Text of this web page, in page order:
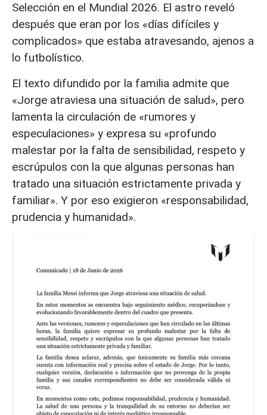
Selección en el Mundial 2026. El astro reveló
después que eran por los «días difíciles y
complicados» que estaba atravesando, ajenos a
lo futbolístico.
El texto difundido por la familia admite que
«Jorge atraviesa una situación de salud», pero
lamenta la circulación de «rumores y
especulaciones» y expresa su «profundo
malestar por la falta de sensibilidad, respeto y
escrúpulos con la que algunas personas han
tratado una situación estrictamente privada y
familiar». Y por eso exigieron «responsabilidad,
prudencia y humanidad».